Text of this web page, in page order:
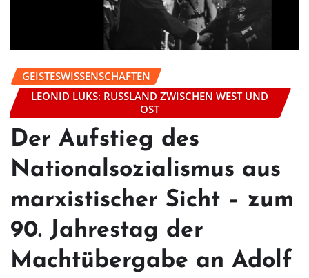
GEISTESWISSENSCHAFTEN
LEONID LUKS: RUSSLAND ZWISCHEN WEST UND
OST
Der Aufstieg des
Nationalsozialismus aus
marxistischer Sicht – zum
90. Jahrestag der
Machtübergabe an Adolf